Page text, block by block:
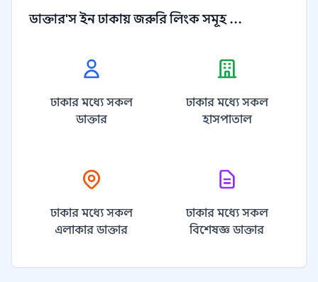
ডাক্তার'স ইন ঢাকায় জরুরি লিংক সমূহ ...
ঢাকার মধ্যে সকল
ডাক্তার
ঢাকার মধ্যে সকল
হাসপাতাল
ঢাকার মধ্যে সকল
এলাকার ডাক্তার
ঢাকার মধ্যে সকল
বিশেষজ্ঞ ডাক্তার